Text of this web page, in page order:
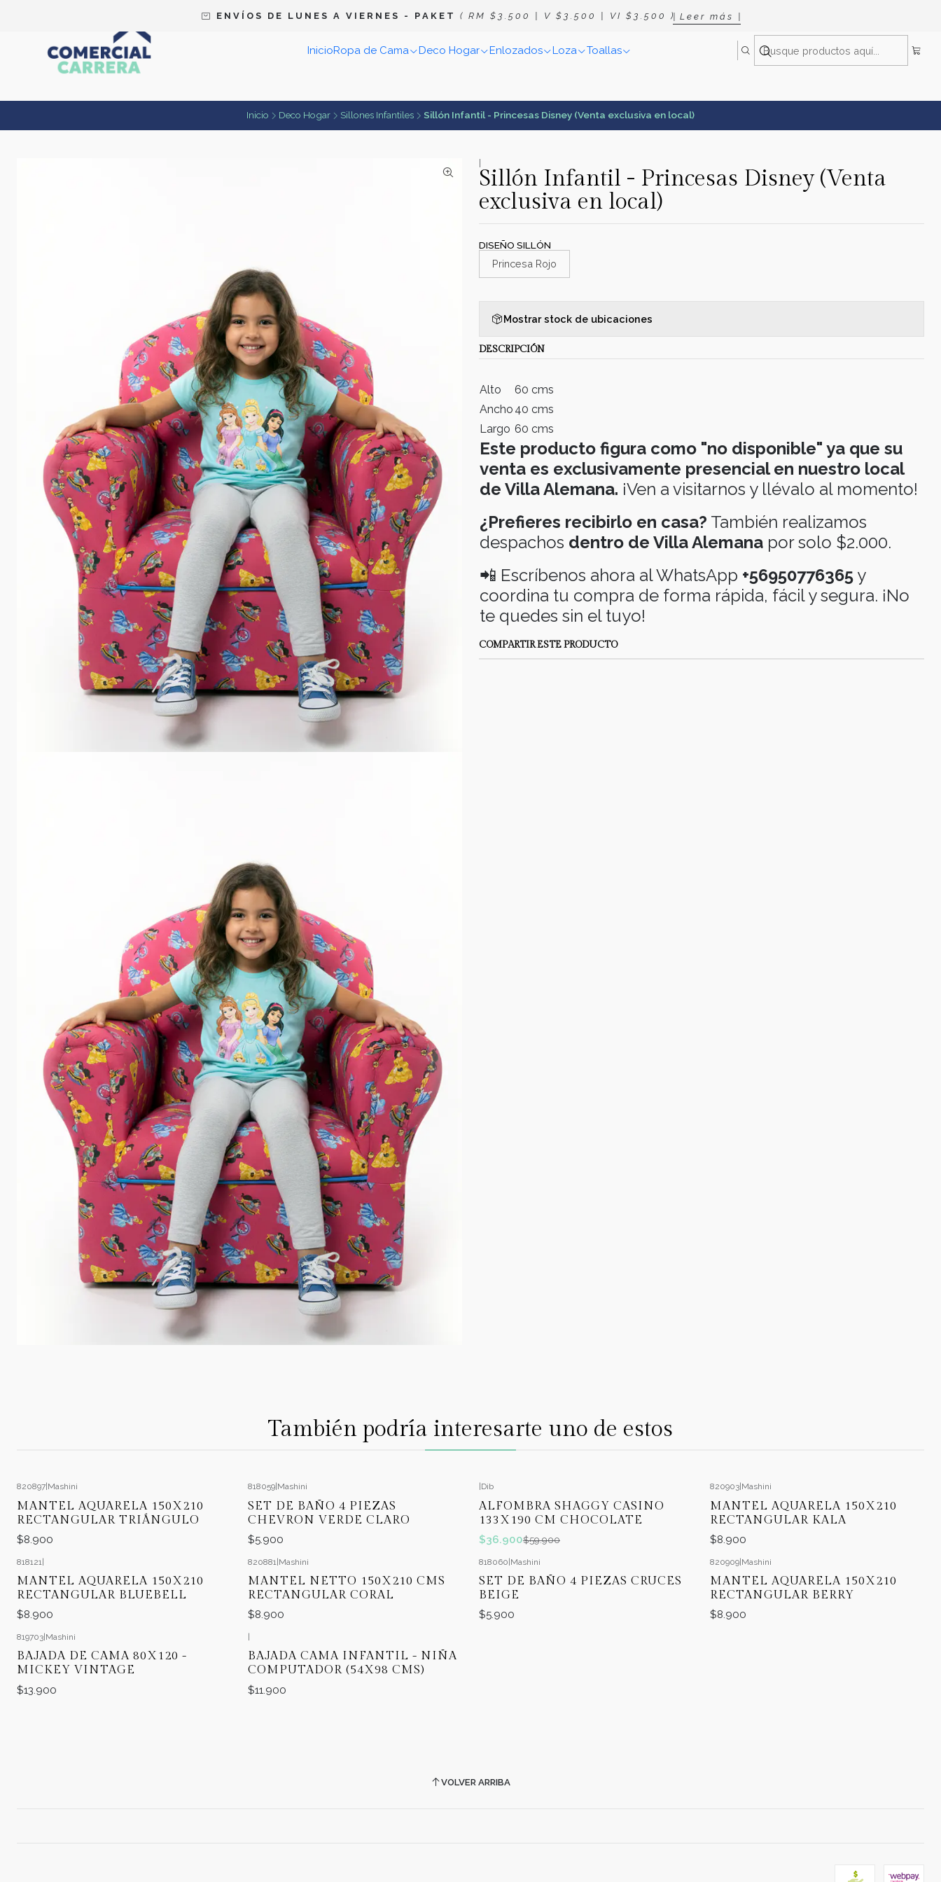
InicioRopa de Cama Deco Hogar Enlozados Loza Toallas
E N V Í O S D E L U N E S A V I E R N E S - P A K E T ( R M $ 3 . 5 0 0 | V $ 3 . 5 0 0 | V I $ 3 . 5 0 0 )| L e e r m á s |
Inicio Deco Hogar Sillones Infantiles Sillón Infantil - Princesas Disney (Venta exclusiva en local)
|
Sillón Infantil - Princesas Disney (Venta
exclusiva en local)
DISEÑO SILLÓN
Princesa Rojo
Mostrar stock de ubicaciones
DESCRIPCIÓN
Alto
60 cms
Ancho 40 cms
Largo 60 cms
Este producto figura como "no disponible" ya que su
venta es exclusivamente presencial en nuestro local
de Villa Alemana. ¡Ven a visitarnos y llévalo al momento!
¿Prefieres recibirlo en casa? También realizamos
despachos dentro de Villa Alemana por solo $2.000.
📲 Escríbenos ahora al WhatsApp +56950776365 y
coordina tu compra de forma rápida, fácil y segura. ¡No
te quedes sin el tuyo!
COMPARTIR ESTE PRODUCTO
También podría interesarte uno de estos
820897 Mashini
MANTEL AQUARELA 150X210
RECTANGULAR TRIÁNGULO
$8.900
818059 Mashini
SET DE BAÑO 4 PIEZAS
CHEVRON VERDE CLARO
$5.900
Dib
ALFOMBRA SHAGGY CASINO
133X190 CM CHOCOLATE
$36.900$59.900
820903 Mashini
MANTEL AQUARELA 150X210
RECTANGULAR KALA
$8.900
818121|
MANTEL AQUARELA 150X210
RECTANGULAR BLUEBELL
$8.900
820881|Mashini
MANTEL NETTO 150X210 CMS
RECTANGULAR CORAL
$8.900
818060|Mashini
SET DE BAÑO 4 PIEZAS CRUCES
BEIGE
$5.900
820909|Mashini
MANTEL AQUARELA 150X210
RECTANGULAR BERRY
$8.900
819703 Mashini
BAJADA DE CAMA 80X120 -
MICKEY VINTAGE
$13.900
BAJADA CAMA INFANTIL - NIÑA
COMPUTADOR (54X98 CMS)
$11.900
VOLVER ARRIBA